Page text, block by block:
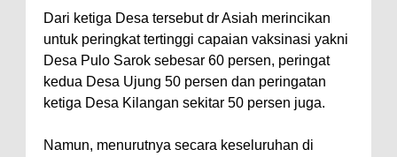
Dari ketiga Desa tersebut dr Asiah merincikan
untuk peringkat tertinggi capaian vaksinasi yakni
Desa Pulo Sarok sebesar 60 persen, peringat
kedua Desa Ujung 50 persen dan peringatan
ketiga Desa Kilangan sekitar 50 persen juga.
Namun, menurutnya secara keseluruhan di